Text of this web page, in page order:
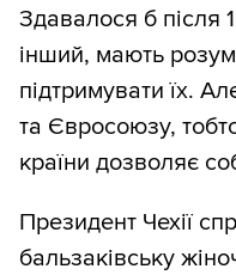
Здавалося б після
інший, мають
підтримувати їх.
та Євросоюзу,
країни дозволяє
Президент Чехії
бальзаківську